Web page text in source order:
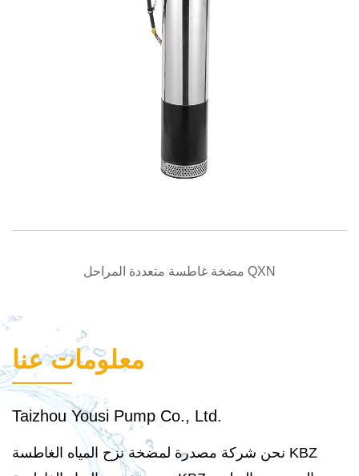
مضخة غاطسة متعددة المراحل QXN
معلومات عنا
Taizhou Yousi Pump Co., Ltd.
نحن شركة مصدرة لمضخة نزح المياه الغاطسة KBZ